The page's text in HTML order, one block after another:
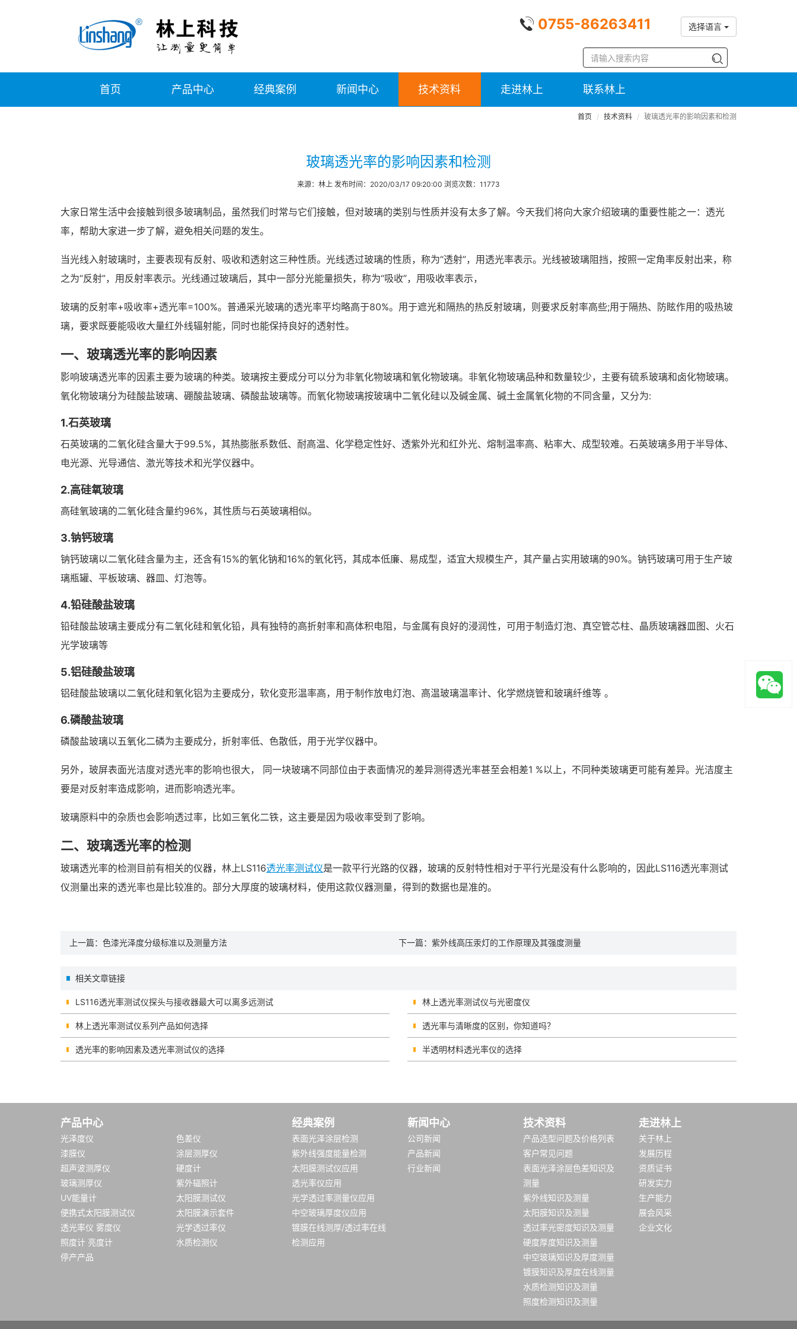
0755-86263411 选择语言
首页 产品中心 经典案例 新闻中心 技术资料 走进林上 联系林上
首页 技术资料 玻璃透光率的影响因素和检测
玻璃透光率的影响因素和检测
来源：林上 发布时间：2020/03/17 09:20:00 浏览次数：11773
大家日常生活中会接触到很多玻璃制品，虽然我们时常与它们接触，但对玻璃的类别与性质并没有太多了解。今天我们将向大家介绍玻璃的重要性能之一：透光
率，帮助大家进一步了解，避免相关问题的发生。
当光线入射玻璃时，主要表现有反射、吸收和透射这三种性质。光线透过玻璃的性质，称为“透射”，用透光率表示。光线被玻璃阻挡，按照一定角率反射出来，称
之为“反射”，用反射率表示。光线通过玻璃后，其中一部分光能量损失，称为“吸收”，用吸收率表示，
玻璃的反射率+吸收率+透光率=100%。普通采光玻璃的透光率平均略高于80%。用于遮光和隔热的热反射玻璃，则要求反射率高些;用于隔热、防眩作用的吸热玻
璃，要求既要能吸收大量红外线辐射能，同时也能保持良好的透射性。
一、玻璃透光率的影响因素
影响玻璃透光率的因素主要为玻璃的种类。玻璃按主要成分可以分为非氧化物玻璃和氧化物玻璃。非氧化物玻璃品种和数量较少，主要有硫系玻璃和卤化物玻璃。
氧化物玻璃分为硅酸盐玻璃、硼酸盐玻璃、磷酸盐玻璃等。而氧化物玻璃按玻璃中二氧化硅以及碱金属、碱土金属氧化物的不同含量，又分为:
1.石英玻璃
石英玻璃的二氧化硅含量大于99.5%，其热膨胀系数低、耐高温、化学稳定性好、透紫外光和红外光、熔制温率高、粘率大、成型较难。石英玻璃多用于半导体、
电光源、光导通信、激光等技术和光学仪器中。
2.高硅氧玻璃
高硅氧玻璃的二氧化硅含量约96%，其性质与石英玻璃相似。
3.钠钙玻璃
钠钙玻璃以二氧化硅含量为主，还含有15%的氧化钠和16%的氧化钙，其成本低廉、易成型，适宜大规模生产，其产量占实用玻璃的90%。钠钙玻璃可用于生产玻
璃瓶罐、平板玻璃、器皿、灯泡等。
4.铅硅酸盐玻璃
铅硅酸盐玻璃主要成分有二氧化硅和氧化铅，具有独特的高折射率和高体积电阻，与金属有良好的浸润性，可用于制造灯泡、真空管芯柱、晶质玻璃器皿图、火石
光学玻璃等
5.铝硅酸盐玻璃
铝硅酸盐玻璃以二氧化硅和氧化铝为主要成分，软化变形温率高，用于制作放电灯泡、高温玻璃温率计、化学燃烧管和玻璃纤维等 。
6.磷酸盐玻璃
磷酸盐玻璃以五氧化二磷为主要成分，折射率低、色散低，用于光学仪器中。
另外，玻屏表面光洁度对透光率的影响也很大， 同一块玻璃不同部位由于表面情况的差异测得透光率甚至会相差1 %以上，不同种类玻璃更可能有差异。光洁度主
要是对反射率造成影响，进而影响透光率。
玻璃原料中的杂质也会影响透过率，比如三氧化二铁，这主要是因为吸收率受到了影响。
二、玻璃透光率的检测
玻璃透光率的检测目前有相关的仪器，林上LS116透光率测试仪是一款平行光路的仪器，玻璃的反射特性相对于平行光是没有什么影响的，因此LS116透光率测试
仪测量出来的透光率也是比较准的。部分大厚度的玻璃材料，使用这款仪器测量，得到的数据也是准的。
上一篇： 色漆光泽度分级标准以及测量方法 下一篇： 紫外线高压汞灯的工作原理及其强度测量
相关文章链接
LS116透光率测试仪探头与接收器最大可以离多远测试 林上透光率测试仪与光密度仪
林上透光率测试仪系列产品如何选择 透光率与清晰度的区别，你知道吗？
透光率的影响因素及透光率测试仪的选择 半透明材料透光率仪的选择
产品中心
光泽度仪
色差仪
漆膜仪
涂层测厚仪
超声波测厚仪
硬度计
玻璃测厚仪
紫外辐照计
UV能量计
太阳膜测试仪
便携式太阳膜测试仪
太阳膜演示套件
透光率仪 雾度仪
光学透过率仪
照度计 亮度计
水质检测仪
停产产品
经典案例
表面光泽涂层检测
紫外线强度能量检测
太阳膜测试仪应用
透光率仪应用
光学透过率测量仪应用
中空玻璃厚度仪应用
镀膜在线测厚/透过率在线
检测应用
新闻中心
公司新闻
产品新闻
行业新闻
技术资料
产品选型问题及价格列表
客户常见问题
表面光泽涂层色差知识及
测量
紫外线知识及测量
太阳膜知识及测量
透过率光密度知识及测量
硬度厚度知识及测量
中空玻璃知识及厚度测量
镀膜知识及厚度在线测量
水质检测知识及测量
照度检测知识及测量
走进林上
关于林上
发展历程
资质证书
研发实力
生产能力
展会风采
企业文化